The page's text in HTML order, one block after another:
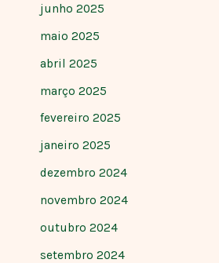
junho 2025
maio 2025
abril 2025
março 2025
fevereiro 2025
janeiro 2025
dezembro 2024
novembro 2024
outubro 2024
setembro 2024